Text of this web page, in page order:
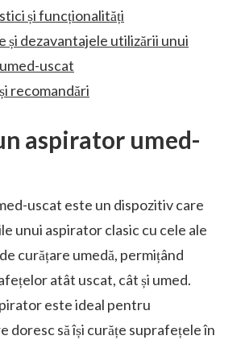
și funcționalități
și dezavantajele utilizării unui
uscat
recomandări
aspirator umed-
uscat este un dispozitiv care
unui aspirator clasic cu cele ale
curățare umedă, permițând
atât uscat, cât și umed.
este ideal pentru
doresc să își curățe suprafețele în